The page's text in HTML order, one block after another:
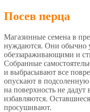
Посев перца
Магазинные семена в
нуждаются. Они обычно
обеззараживающими и
Собранные
и выбрасывают все
опускают в
на поверхность не
избавляются.
просушивают.